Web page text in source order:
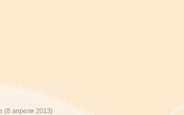
(8 апреля 2013)